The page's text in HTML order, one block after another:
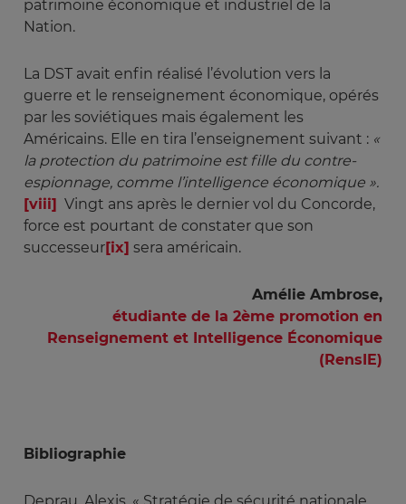
patrimoine économique et industriel de la
Nation.
La DST avait enfin réalisé l’évolution vers la
guerre et le renseignement économique, opérés
par les soviétiques mais également les
Américains. Elle en tira l’enseignement suivant : «
la protection du patrimoine est fille du contre-
espionnage, comme l’intelligence économique ».
[viii]
Vingt ans après le dernier vol du Concorde,
force est pourtant de constater que son
successeur [ix] sera américain.
Amélie Ambrose,
étudiante de la 2ème promotion en
Renseignement et Intelligence Économique
(RensIE)
Bibliographie